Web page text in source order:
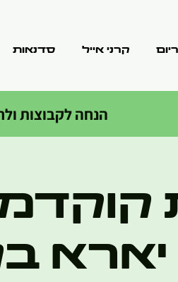
קרני אייל סדנאות
הנחה לקבוצות